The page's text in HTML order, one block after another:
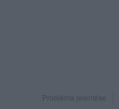
Probléma jelentése